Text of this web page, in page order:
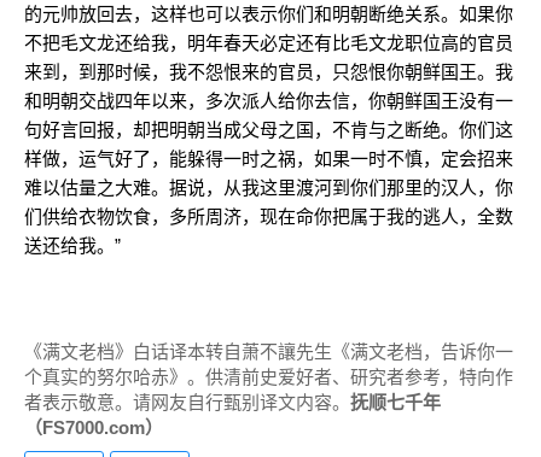
的元帅放回去，这样也可以表示你们和明朝断绝关系。如果你
不把毛文龙还给我，明年春天必定还有比毛文龙职位高的官员
来到，到那时候，我不怨恨来的官员，只怨恨你朝鲜国王。我
和明朝交战四年以来，多次派人给你去信，你朝鲜国王没有一
句好言回报，却把明朝当成父母之国，不肯与之断绝。你们这
样做，运气好了，能躲得一时之祸，如果一时不慎，定会招来
难以估量之大难。据说，从我这里渡河到你们那里的汉人，你
们供给衣物饮食，多所周济，现在命你把属于我的逃人，全数
送还给我。”
《满文老档》白话译本转自萧不讓先生《满文老档，告诉你一
个真实的努尔哈赤》。供清前史爱好者、研究者参考，特向作
者表示敬意。请网友自行甄别译文内容。 抚顺七千年
（FS7000.com）